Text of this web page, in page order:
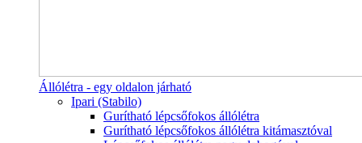
Állólétra - egy oldalon járható
Ipari (Stabilo)
Gurítható lépcsőfokos állólétra
Gurítható lépcsőfokos állólétra kitámasztóval